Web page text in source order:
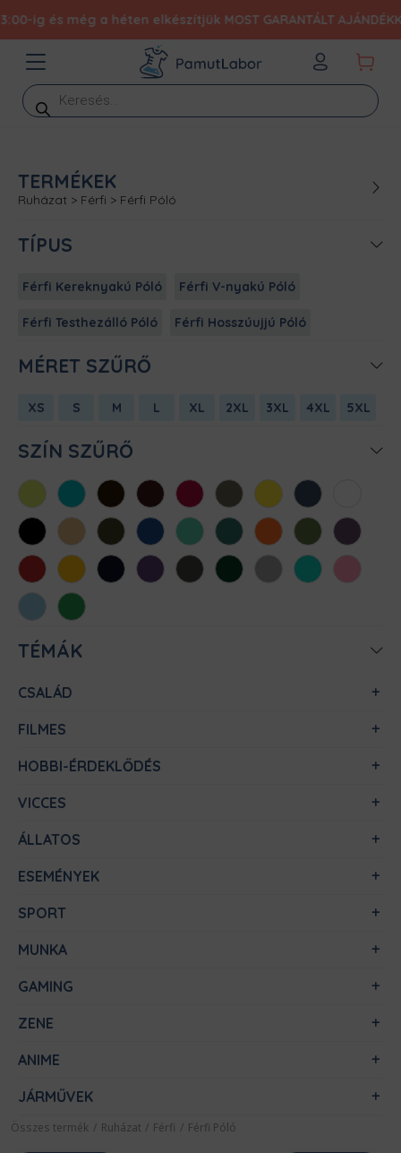
még a héten elkészítjük MOST GARANTÁLT AJÁNDÉKKAL
Products
search
TERMÉKEK
Ruházat > Férfi > Férfi Póló
TÍPUS
Férfi Kereknyakú Póló Férfi V-nyakú Póló
Férfi Testhezálló Póló Férfi Hosszúujjú Póló
MÉRET SZŰRŐ
XS S M L XL 2XL 3XL 4XL 5XL
SZÍN SZŰRŐ
AlmazöldAtollkékBarnaBordóChili Cink Citromsárga
Denim
FeketeHomokKhaki KirálykékMentaMéregzöld
NarancsOliva Padlizsán
Piros SárgaSötétkékSötétlilaSötétszürke
SötétzöldSportszürke
Türkiz
Világos
rózsaszín
Világoskék
Zöld
TÉMÁK
CSALÁD
FILMES
HOBBI-ÉRDEKLŐDÉS
VICCES
ÁLLATOS
ESEMÉNYEK
SPORT
MUNKA
GAMING
ZENE
ANIME
JÁRMŰVEK
Összes termék / Ruházat / Férfi / Férfi Póló